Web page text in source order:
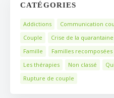
CATÉGORIES
Addictions Communication
Couple
Crise de la quarantaine
Famille
Familles recomposées
Les thérapies
Non classé
Rupture de couple